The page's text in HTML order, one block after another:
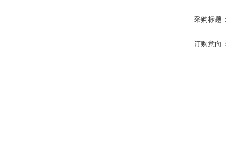
采购标题：
订购意向：